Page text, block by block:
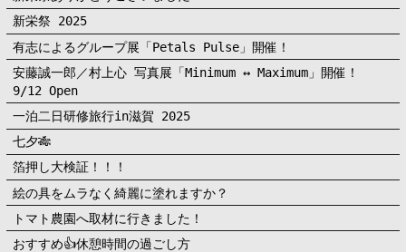
新栄祭 2025
有志によるグループ展「Petals Pulse」開催！
安藤誠一郎／村上心 写真展「Minimum ↔︎ Maximum」開催！
9/12 Open
一泊二日研修旅行in滋賀 2025
七夕🎋
箔押し大検証！！！
絵の具をムラなく綺麗に塗れますか？
トマト農園へ取材に行きました！
おすすめ👍休憩時間の過ごし方